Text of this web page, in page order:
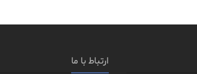
ارتباط با ما